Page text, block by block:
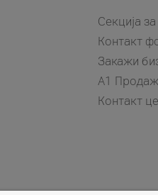
Секција
Контакт
Закажи
A1
Контакт